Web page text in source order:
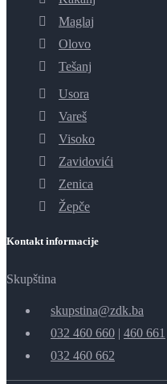
Maglaj
Olovo
Tešanj
Usora
Vareš
Visoko
Zavidovići
Zenica
Žepče
Kontakt informacije
Skupština
skupstina@zdk.ba
032 460 660 | 460 661
032 460 662